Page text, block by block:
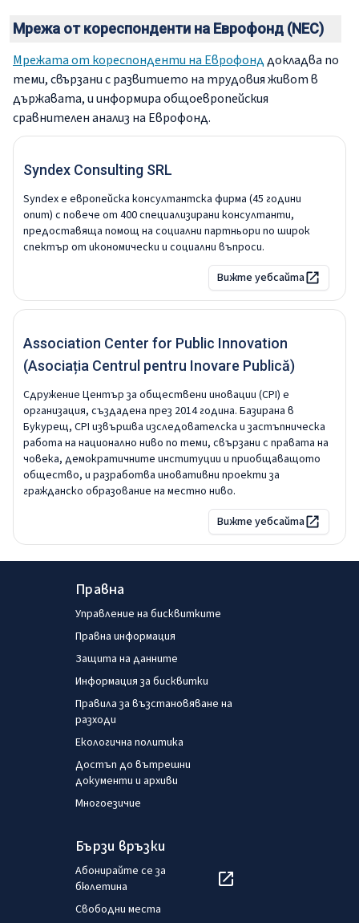
Мрежа от кореспонденти на Еврофонд (NEC)
Мрежата от кореспонденти на Еврофонддокладва по
теми, свързани с развитието на трудовия живот в
държавата, и информира общоевропейския
сравнителен анализ на Еврофонд.
Syndex Consulting SRL
Syndex е европейска консултантска фирма (45 години
опит) с повече от 400 специализирани консултанти,
предоставяща помощ на социални партньори по широк
спектър от икономически и социални въпроси.
Вижте уебсайта
Association Center for Public Innovation
(Asociația Centrul pentru Inovare Publică)
Сдружение Център за обществени иновации (CPI) е
организация, създадена през 2014 година. Базирана в
Букурещ, CPI извършва изследователска и застъпническа
работа на национално ниво по теми, свързани с правата на
човека, демократичните институции и приобщаващото
общество, и разработва иновативни проекти за
гражданско образование на местно ниво.
Вижте уебсайта
Правна
Управление на бисквитките
Правна информация
Защита на данните
Информация за бисквитки
Правила за възстановяване на
разходи
Екологична политика
Достъп до вътрешни
документи и архиви
Многоезичие
Бързи връзки
Абонирайте се за
бюлетина
Свободни места